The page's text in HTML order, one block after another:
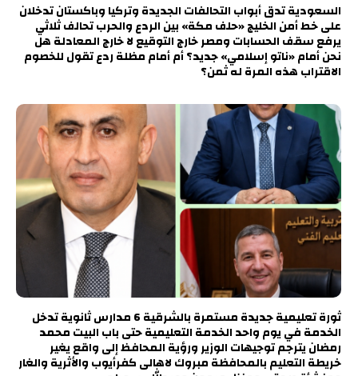
السعودية تدق أبواب التحالفات الجديدة وتركيا وباكستان تدخلان
على خط أمن الخليج «حلف مكة» بين الردع والحرب تحالف ثلاثي
يرفع سقف الحسابات ومصر خارج التوقيع لا خارج المعادلة هل
نحن أمام «ناتو إسلامي» جديد؟ أم أمام مظلة ردع تقول للخصوم
الاقتراب هذه المرة له ثمن؟
ثورة تعليمية جديدة مستمرة بالشرقية 6 مدارس ثانوية تدخل
الخدمة في يوم واحد الخدمة التعليمية حتى باب البيت محمد
رمضان يترجم توجيهات الوزير ورؤية المحافظ إلى واقع يغير
خريطة التعليم بالمحافظة مبروك لاهالى كفرأيوب والأثرية والغار